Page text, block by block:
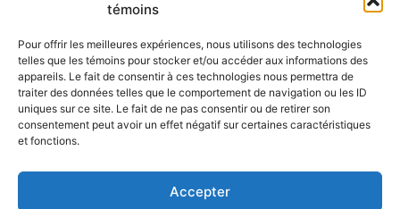
témoins
Pour offrir les meilleures expériences, nous utilisons des technologies
telles que les témoins pour stocker et/ou accéder aux informations des
appareils. Le fait de consentir à ces technologies nous permettra de
traiter des données telles que le comportement de navigation ou les ID
uniques sur ce site. Le fait de ne pas consentir ou de retirer son
consentement peut avoir un effet négatif sur certaines caractéristiques
et fonctions.
Accepter
Conditions générales
Nous Suivre
Contactez-nous :